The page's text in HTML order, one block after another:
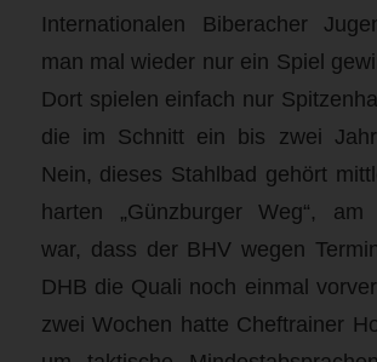
Internationalen Biberacher
man mal wieder nur ein Spiel
Dort spielen einfach nur
die im Schnitt ein bis zwei
Nein, dieses Stahlbad gehört
harten „Günzburger Weg“, am
war, dass der BHV wegen
DHB die Quali noch einmal
zwei Wochen hatte Cheftrainer